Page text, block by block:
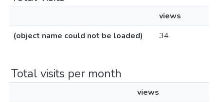
views
(object name could not be loaded)
34
Total visits per month
views